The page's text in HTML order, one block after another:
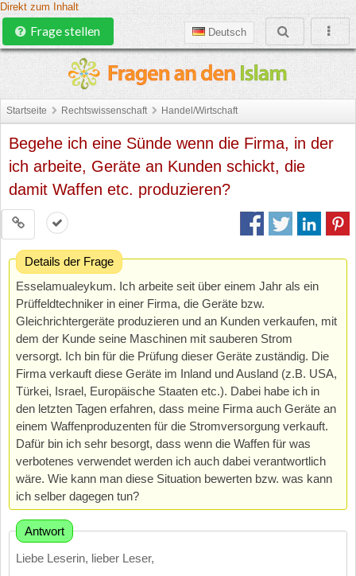
Direkt zum Inhalt
Deutsch
Frage stellen
Startseite Rechtswissenschaft Handel/Wirtschaft
Begehe ich eine Sünde wenn die Firma, in der
ich arbeite, Geräte an Kunden schickt, die
damit Waffen etc. produzieren?
Details der Frage
Esselamualeykum. Ich arbeite seit über einem Jahr als ein
Prüffeldtechniker in einer Firma, die Geräte bzw.
Gleichrichtergeräte produzieren und an Kunden verkaufen, mit
dem der Kunde seine Maschinen mit sauberen Strom
versorgt. Ich bin für die Prüfung dieser Geräte zuständig. Die
Firma verkauft diese Geräte im Inland und Ausland (z.B. USA,
Türkei, Israel, Europäische Staaten etc.). Dabei habe ich in
den letzten Tagen erfahren, dass meine Firma auch Geräte an
einem Waffenproduzenten für die Stromversorgung verkauft.
Dafür bin ich sehr besorgt, dass wenn die Waffen für was
verbotenes verwendet werden ich auch dabei verantwortlich
wäre. Wie kann man diese Situation bewerten bzw. was kann
ich selber dagegen tun?
Antwort
Liebe Leserin, lieber Leser,